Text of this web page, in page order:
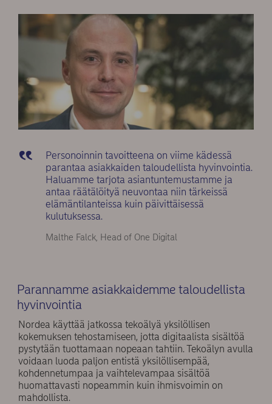
Personoinnin tavoitteena on viime kädessä
parantaa asiakkaiden taloudellista hyvinvointia.
Haluamme tarjota asiantuntemustamme ja
antaa räätälöityä neuvontaa niin tärkeissä
elämäntilanteissa kuin päivittäisessä
kulutuksessa.
Malthe Falck, Head of One Digital
Parannamme asiakkaidemme taloudellista
hyvinvointia
Nordea käyttää jatkossa tekoälyä yksilöllisen
kokemuksen tehostamiseen, jotta digitaalista sisältöä
pystytään tuottamaan nopeaan tahtiin. Tekoälyn avulla
voidaan luoda paljon entistä yksilöllisempää,
kohdennetumpaa ja vaihtelevampaa sisältöä
huomattavasti nopeammin kuin ihmisvoimin on
mahdollista.